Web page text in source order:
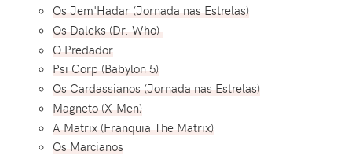
Os Jem'Hadar (Jornada nas Estrelas)
Os Daleks (Dr. Who)
O Predador
Psi Corp (Babylon 5)
Os Cardassianos (Jornada nas Estrelas)
Magneto (X-Men)
A Matrix (Franquia The Matrix)
Os Marcianos